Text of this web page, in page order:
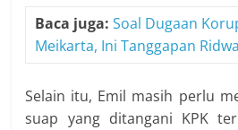
Baca juga:Soal Dugaan
Meikarta, Ini Tanggapan
Selain itu, Emil masih perlu
suap yang ditangani KPK